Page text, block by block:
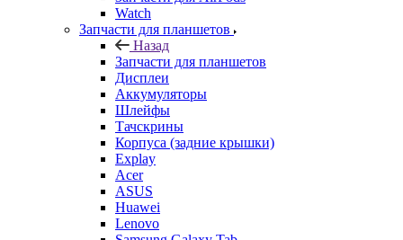
Запчасти для AirPods
Watch
Запчасти для планшетов
Назад
Запчасти для планшетов
Дисплеи
Аккумуляторы
Шлейфы
Тачскрины
Корпуса (задние крышки)
Explay
Acer
ASUS
Huawei
Lenovo